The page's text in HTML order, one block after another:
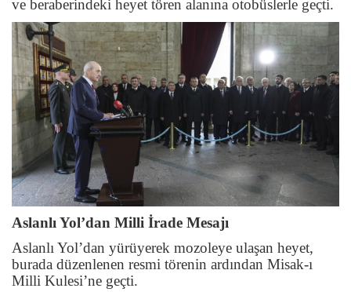
ve beraberindeki heyet tören alanına otobüslerle geçti.
Aslanlı Yol’dan Milli İrade Mesajı
Aslanlı Yol’dan yürüyerek mozoleye ulaşan heyet,
burada düzenlenen resmi törenin ardından Misak-ı
Milli Kulesi’ne geçti.